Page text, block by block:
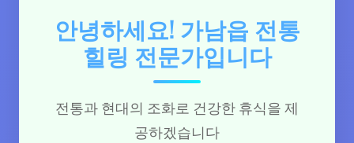
안녕하세요! 가남읍 전통
힐링 전문가입니다
전통과 현대의 조화로 건강한 휴식을 제
공하겠습니다